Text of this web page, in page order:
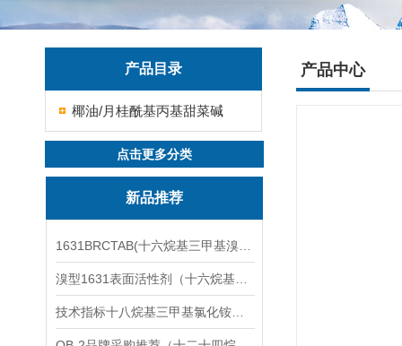
产品目录
椰油/月桂酰基丙基甜菜碱
点击更多分类
新品推荐
产品中心